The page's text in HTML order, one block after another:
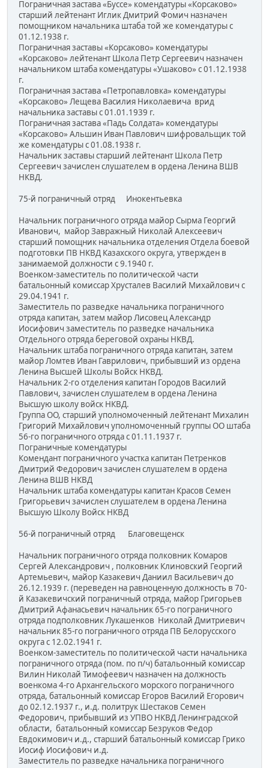
Пограничная застава «Буссе» комендатуры «Корсаково»
старший лейтенант Иглик Дмитрий Фомич назначен
помощником начальника штаба той же комендатуры с
01.12.1938 г.
Пограничная заставы «Корсаково» комендатуры
«Корсаково» лейтенант Школа Петр Сергеевич назначен
начальником штаба комендатуры «Ушаково» с 01.12.1938
г.
Пограничная застава «Петропавловка» комендатуры
«Корсаково» Лещева Василия Николаевича врид
начальника заставы с 01.01.1939 г.
Пограничная застава «Падь Солдата» комендатуры
«Корсаково» Альшин Иван Павлович шифровальщик той
же комендатуры с 01.08.1938 г.
Начальник заставы старший лейтенант Школа Петр
Сергеевич зачислен слушателем в ордена Ленина ВШВ
НКВД.
75-й пограничный отряд Инокентьевка
Начальник пограничного отряда майор Сырма Георгий
Иванович, майор Завражный Николай Алексеевич
старший помощник начальника отделения Отдела боевой
подготовки ПВ НКВД Казахского округа, утвержден в
занимаемой должности с 9.1940 г.
Военком-заместитель по политической части
батальонный комиссар Хрусталев Василий Михайлович с
29.04.1941 г.
Заместитель по разведке начальника пограничного
отряда капитан, затем майор Лисовец Александр
Иосифович заместитель по разведке начальника
Отдельного отряда береговой охраны НКВД.
Начальник штаба пограничного отряда капитан, затем
майор Ломтев Иван Гаврилович, прибывший из ордена
Ленина Высшей Школы Войск НКВД.
Начальник 2-го отделения капитан Городов Василий
Павлович, зачислен слушателем в ордена Ленина
Высшую школу войск НКВД.
Группа ОО, старший уполномоченный лейтенант Михалин
Григорий Михайлович уполномоченный группы ОО штаба
56-го пограничного отряда с 01.11.1937 г.
Пограничные комендатуры
Комендант пограничного участка капитан Петренков
Дмитрий Федорович зачислен слушателем в ордена
Ленина ВШВ НКВД
Начальник штаба комендатуры капитан Красов Семен
Григорьевич зачислен слушателем в ордена Ленина
Высшую Школу Войск НКВД
56-й пограничный отряд Благовещенск
Начальник пограничного отряда полковник Комаров
Сергей Александрович , полковник Клиновский Георгий
Артемьевич, майор Казакевич Даниил Васильевич до
26.12.1939 г. (переведен на равноценную должность в 70-
й Казакевичский пограничный отряда, майор Григорьев
Дмитрий Афанасьевич начальник 65-го пограничного
отряда подполковник Лукашенков Николай Дмитриевич
начальник 85-го пограничного отряда ПВ Белорусского
округа с 12.02.1941 г.
Военком-заместитель по политической части начальника
пограничного отряда (пом. по п/ч) батальонный комиссар
Вилин Николай Тимофеевич назначен на должность
военкома 4-го Архангельского морского пограничного
отряда, батальонный комиссар Егоров Василий Егорович
до 02.12.1937 г., и.д. политрук Шестаков Семен
Федорович, прибывший из УПВО НКВД Ленинградской
области, батальонный комиссар Безруков Федор
Евдокимович и.д., старший батальонный комиссар Грико
Иосиф Иосифович и.д.
Заместитель по разведке начальника пограничного